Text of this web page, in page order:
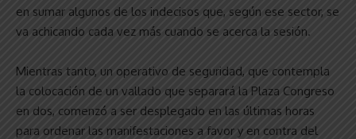
en sumar algunos de los indecisos que, según ese sector, se
va achicando cada vez más cuando se acerca la sesión.
Mientras tanto, un operativo de seguridad, que contempla
la colocación de un vallado que separará la Plaza Congreso
en dos, comenzó a ser desplegado en las últimas horas
para ordenar las manifestaciones a favor y en contra del